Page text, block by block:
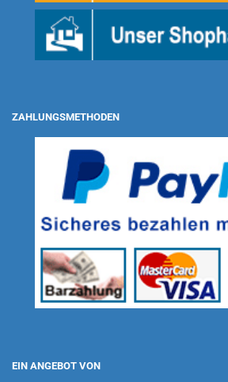
ZAHLUNGSMETHODEN
EIN ANGEBOT VON